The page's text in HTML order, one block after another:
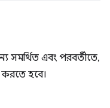
সমর্থিত এবং পরবর্তীতে,
করতে হবে।